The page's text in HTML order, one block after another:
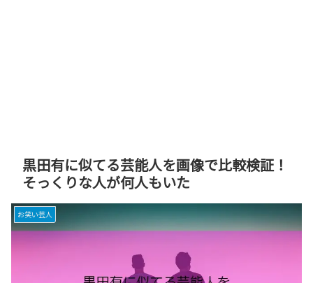
黒田有に似てる芸能人を画像で比較検証！
そっくりな人が何人もいた
お笑い芸人